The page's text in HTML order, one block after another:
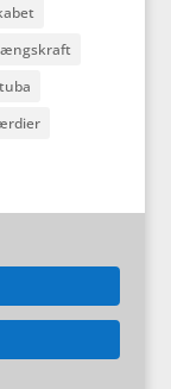
tuba